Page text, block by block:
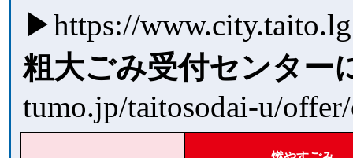
▶https://
粗大ごみ受付センター
tumo.jp/taitosodai-u/